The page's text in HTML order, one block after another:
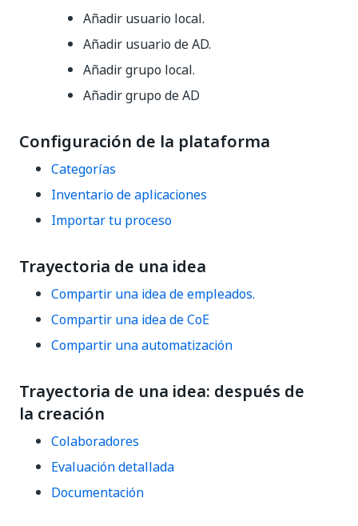
Añadir usuario local.
Añadir usuario de AD.
Añadir grupo local.
Añadir grupo de AD
Configuración de la plataforma
Categorías
Inventario de aplicaciones
Importar tu proceso
Trayectoria de una idea
Compartir una idea de empleados.
Compartir una idea de CoE
Compartir una automatización
Trayectoria de una idea: después de
la creación
Colaboradores
Evaluación detallada
Documentación